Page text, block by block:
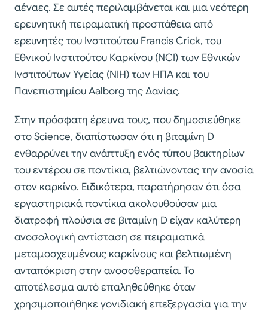
αέναες. Σε αυτές περιλαμβάνεται και μια νεότερη
ερευνητική πειραματική προσπάθεια από
ερευνητές του Ινστιτούτου Francis Crick, του
Εθνικού Ινστιτούτου Καρκίνου (NCI) των Εθνικών
Ινστιτούτων Υγείας (NIH) των ΗΠΑ και του
Πανεπιστημίου Aalborg της Δανίας.
Στην πρόσφατη έρευνα τους, που δημοσιεύθηκε
στο Science, διαπίστωσαν ότι η βιταμίνη D
ενθαρρύνει την ανάπτυξη ενός τύπου βακτηρίων
του εντέρου σε ποντίκια, βελτιώνοντας την ανοσία
στον καρκίνο. Ειδικότερα, παρατήρησαν ότι όσα
εργαστηριακά ποντίκια ακολουθούσαν μια
διατροφή πλούσια σε βιταμίνη D είχαν καλύτερη
ανοσολογική αντίσταση σε πειραματικά
μεταμοσχευμένους καρκίνους και βελτιωμένη
ανταπόκριση στην ανοσοθεραπεία. Το
αποτέλεσμα αυτό επαληθεύθηκε όταν
χρησιμοποιήθηκε γονιδιακή επεξεργασία για την